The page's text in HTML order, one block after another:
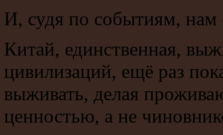
И, судя по событиям, нам
Китай, единственная,
цивилизаций, ещё раз
выживать, делая
ценностью, а не